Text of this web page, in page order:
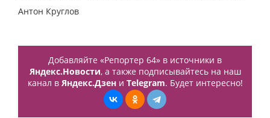
Антон Круглов
Добавляйте «Репортер 64» в источники в
Яндекс.Новости, а также подписывайтесь на наш
канал в Яндекс.Дзени Telegram. Будет интересно!